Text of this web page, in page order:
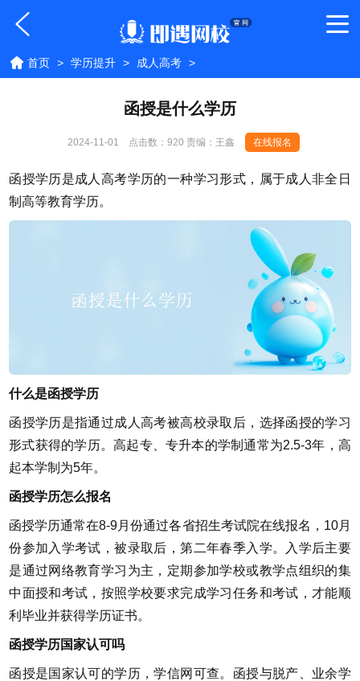
首页 > 学历提升 > 成人高考 >
函授是什么学历
2024-11-01 点击数： 920 责编：王鑫 在线报名
函授学历是成人高考学历的一种学习形式，属于成人非全日
制高等教育学历。
什么是函授学历
函授学历是指通过成人高考被高校录取后，选择函授的学习
形式获得的学历。高起专、专升本的学制通常为2.5-3年，高
起本学制为5年。
函授学历怎么报名
函授学历通常在8-9月份通过各省招生考试院在线报名，10月
份参加入学考试，被录取后，第二年春季入学。入学后主要
是通过网络教育学习为主，定期参加学校或教学点组织的集
中面授和考试，按照学校要求完成学习任务和考试，才能顺
利毕业并获得学历证书。
函授学历国家认可吗
函授是国家认可的学历，学信网可查。函授与脱产、业余学